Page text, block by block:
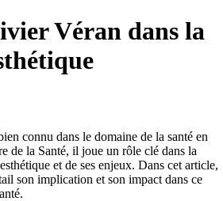
Véran dans la
connu dans le domaine de la santé en
de la Santé, il joue un rôle clé dans la
et de ses enjeux. Dans cet article,
son implication et son impact dans ce